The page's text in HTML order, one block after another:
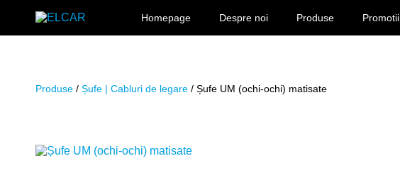
Homepage Despre noi Produse Promotii
Produse / Șufe | Cabluri de legare / Șufe UM (ochi-ochi) matisate